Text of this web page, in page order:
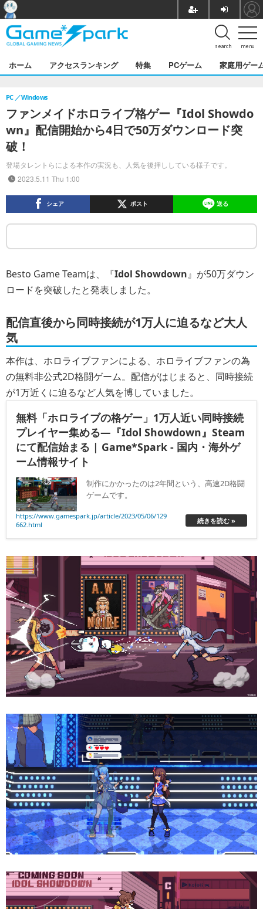
menu
search
ホーム アクセスランキング 特集 PCゲーム 家庭用ゲー
ファンメイドホロライブ格ゲー『Idol Showdo
wn』配信開始から4日で50万ダウンロード突
破！
登場タレントらによる本作の実況も、人気を後押ししている様子です。
PC Windows
2023.5.11 Thu 1:00
シェア ポスト 送る
Besto Game Teamは、『Idol Showdown』が50万ダウン
ロードを突破したと発表しました。
配信直後から同時接続が1万人に迫るなど大人
気
本作は、ホロライブファンによる、ホロライブファンの為
の無料非公式2D格闘ゲーム。配信がはじまると、同時接続
が1万近くに迫るなど人気を博していました。
無料「ホロライブの格ゲー」1万人近い同時接続
プレイヤー集める―『Idol Showdown』Steam
にて配信始まる | Game*Spark - 国内・海外ゲ
ーム情報サイト
制作にかかったのは2年間という、高速2D格闘
ゲームです。
https://www.gamespark.jp/article/2023/05/06/129
662.html
続きを読む »